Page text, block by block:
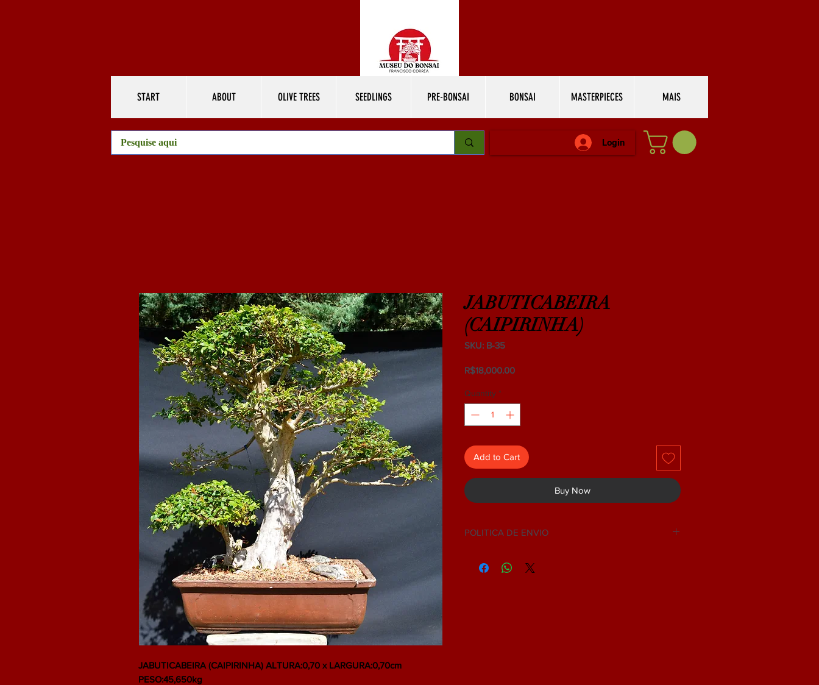
START ABOUT OLIVE TREES SEEDLINGS PRE-BONSAI BONSAI MASTERPIECES MAIS
Login
JABUTICABEIRA (CAIPIRINHA) ALTURA:0,70 x LARGURA:0,70cm
PESO:45,650kg
JABUTICABEIRA
(CAIPIRINHA)
SKU: B-35
R$18,000.00Price
Quantity *
Add to Cart
Buy Now
POLITICA DE ENVIO